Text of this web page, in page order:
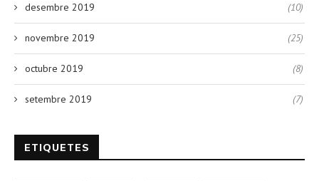
desembre 2019 (10)
novembre 2019 (25)
octubre 2019 (8)
setembre 2019 (7)
ETIQUETES